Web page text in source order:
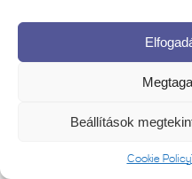
Beállítások
Cookie Policy
érhető
team